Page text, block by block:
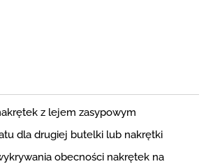
z lejem zasypowym
dla drugiej butelki lub nakrętki
obecności nakrętek na